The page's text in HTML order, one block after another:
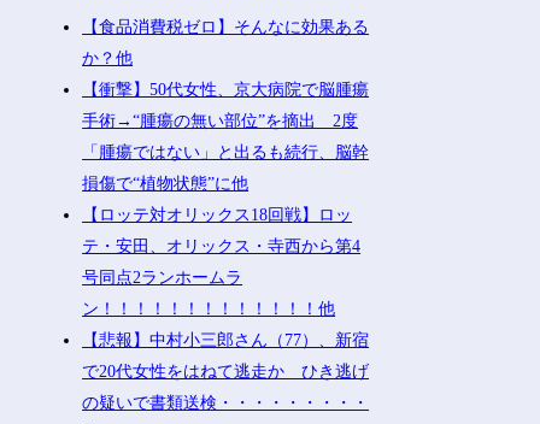
【食品消費税ゼロ】そんなに効果ある
か？他
【衝撃】50代女性、京大病院で脳腫瘍
手術→“腫瘍の無い部位”を摘出 2度
「腫瘍ではない」と出るも続行、脳幹
損傷で“植物状態”に他
【ロッテ対オリックス18回戦】ロッ
テ・安田、オリックス・寺西から第4
号同点2ランホームラ
ン！！！！！！！！！！！！！他
【悲報】中村小三郎さん（77）、新宿
で20代女性をはねて逃走か ひき逃げ
の疑いで書類送検・・・・・・・・・